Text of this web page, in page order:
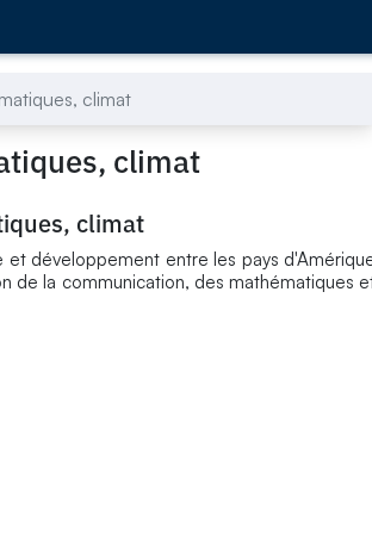
climat
climat
climat
développement entre les pays
de la communication, des mathématiques